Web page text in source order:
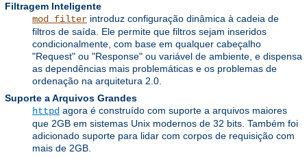
Filtragem Inteligente
mod_filter introduz configuração dinâmica à cadeia de
filtros de saída. Ele permite que filtros sejam inseridos
condicionalmente, com base em qualquer cabeçalho
"Request" ou "Response" ou variável de ambiente, e dispensa
as dependências mais problemáticas e os problemas de
ordenação na arquitetura 2.0.
Suporte a Arquivos Grandes
httpd agora é construído com suporte a arquivos maiores
que 2GB em sistemas Unix modernos de 32 bits. Também foi
adicionado suporte para lidar com corpos de requisição com
mais de 2GB.